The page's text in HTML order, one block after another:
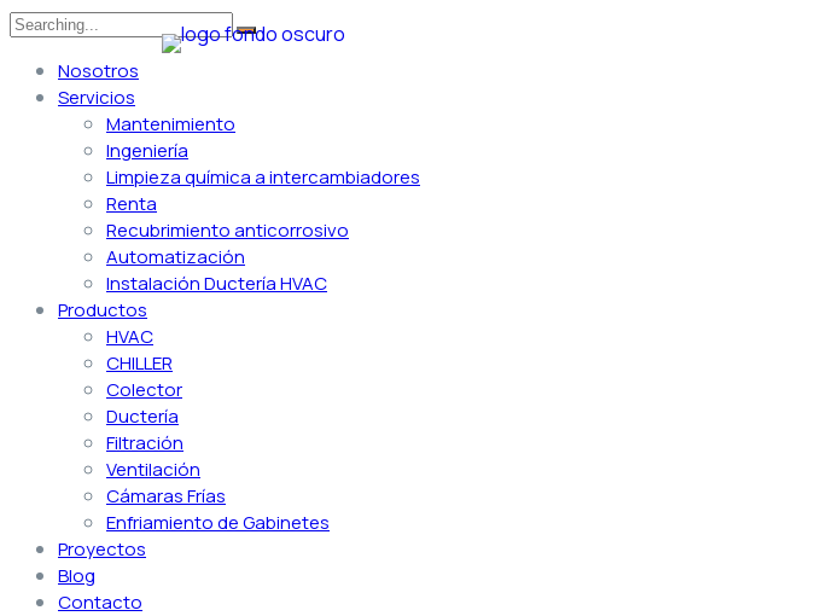
Nosotros
Servicios
Mantenimiento
Ingeniería
Limpieza química a intercambiadores
Renta
Recubrimiento anticorrosivo
Automatización
Instalación Ductería HVAC
Productos
HVAC
CHILLER
Colector
Ductería
Filtración
Ventilación
Cámaras Frías
Enfriamiento de Gabinetes
Proyectos
Blog
Contacto